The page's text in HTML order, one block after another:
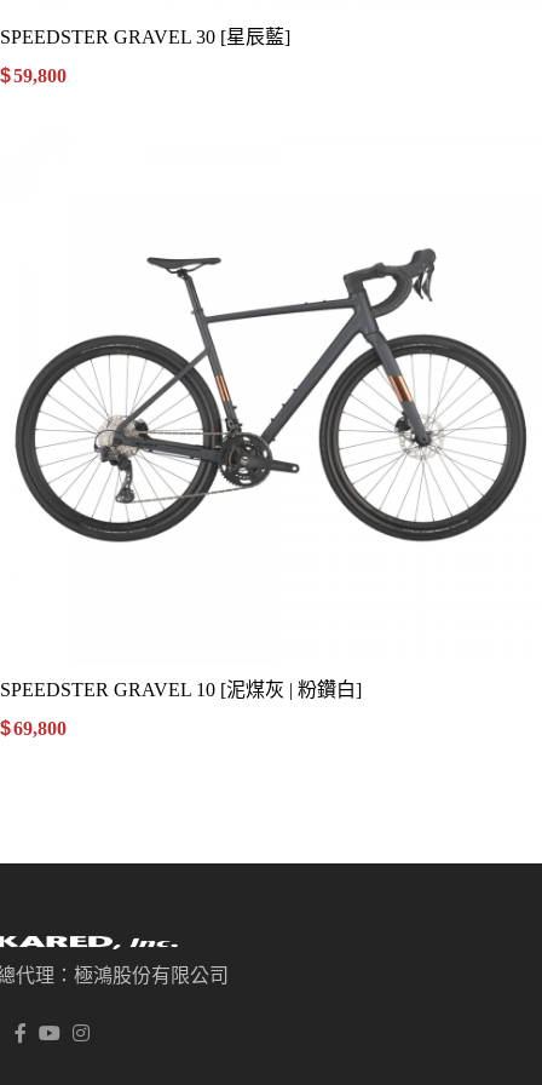
SPEEDSTER GRAVEL 30 [星辰藍]
$59,800
SPEEDSTER GRAVEL 10 [泥煤灰 | 粉鑽白]
$69,800
代理：極鴻股份有限公司